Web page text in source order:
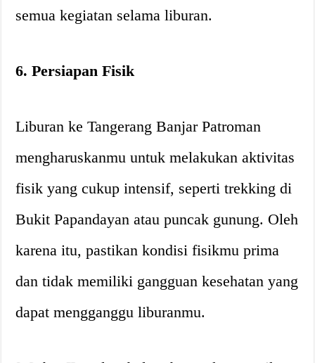
semua kegiatan selama liburan.
6. Persiapan Fisik
Liburan ke Tangerang Banjar Patroman
mengharuskanmu untuk melakukan aktivitas
fisik yang cukup intensif, seperti trekking di
Bukit Papandayan atau puncak gunung. Oleh
karena itu, pastikan kondisi fisikmu prima
dan tidak memiliki gangguan kesehatan yang
dapat mengganggu liburanmu.